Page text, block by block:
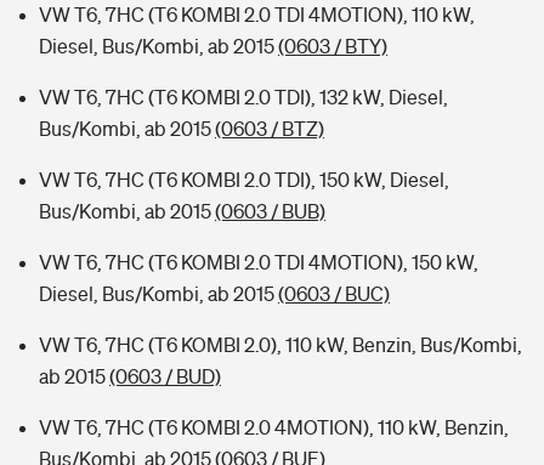
VW T6, 7HC (T6 KOMBI 2.0 TDI 4MOTION), 110 kW,
Diesel, Bus/Kombi, ab 2015(0603 / BTY)
VW T6, 7HC (T6 KOMBI 2.0 TDI), 132 kW, Diesel,
Bus/Kombi, ab 2015(0603 / BTZ)
VW T6, 7HC (T6 KOMBI 2.0 TDI), 150 kW, Diesel,
Bus/Kombi, ab 2015(0603 / BUB)
VW T6, 7HC (T6 KOMBI 2.0 TDI 4MOTION), 150 kW,
Diesel, Bus/Kombi, ab 2015(0603 / BUC)
VW T6, 7HC (T6 KOMBI 2.0), 110 kW, Benzin, Bus/Kombi,
ab 2015(0603 / BUD)
VW T6, 7HC (T6 KOMBI 2.0 4MOTION), 110 kW, Benzin,
Bus/Kombi, ab 2015(0603 / BUE)